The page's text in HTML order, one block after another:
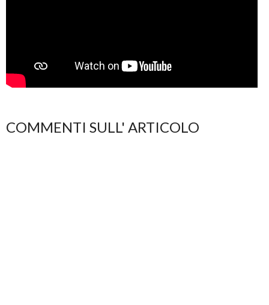
COMMENTI SULL' ARTICOLO